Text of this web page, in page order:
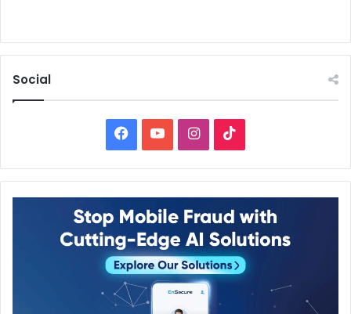
Social
Facebook
YouTubeInstagram